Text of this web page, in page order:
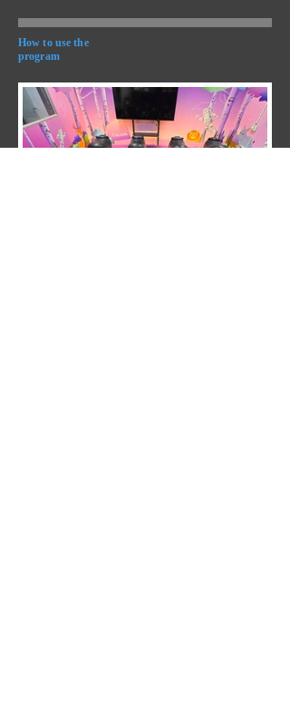
How to use the
program